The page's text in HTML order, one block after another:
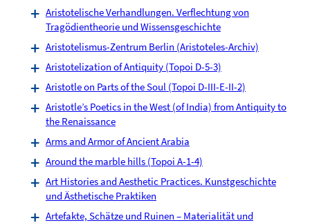
Aristotelische Verhandlungen. Verflechtung von
Tragödientheorie und Wissensgeschichte
Aristotelismus-Zentrum Berlin (Aristoteles-Archiv)
Aristotelization of Antiquity (Topoi D-5-3)
Aristotle on Parts of the Soul (Topoi D-III-E-II-2)
Aristotle’s Poetics in the West (of India) from Antiquity to
the Renaissance
Arms and Armor of Ancient Arabia
Around the marble hills (Topoi A-1-4)
Art Histories and Aesthetic Practices. Kunstgeschichte
und Ästhetische Praktiken
Artefakte, Schätze und Ruinen – Materialität und